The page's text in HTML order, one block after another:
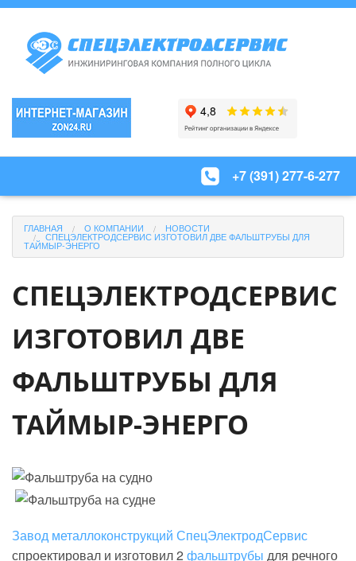
+7 (391) 277-6-277
ГЛАВНАЯ О КОМПАНИИ НОВОСТИ
СПЕЦЭЛЕКТРОДСЕРВИС ИЗГОТОВИЛ ДВЕ ФАЛЬШТРУБЫ ДЛЯ
ТАЙМЫР-ЭНЕРГО
СПЕЦЭЛЕКТРОДСЕРВИС
ИЗГОТОВИЛ ДВЕ
ФАЛЬШТРУБЫ ДЛЯ
ТАЙМЫР-ЭНЕРГО
Завод металлоконструкций СпецЭлектродСервис
спроектировал и изготовил 2 фальштрубы для речного